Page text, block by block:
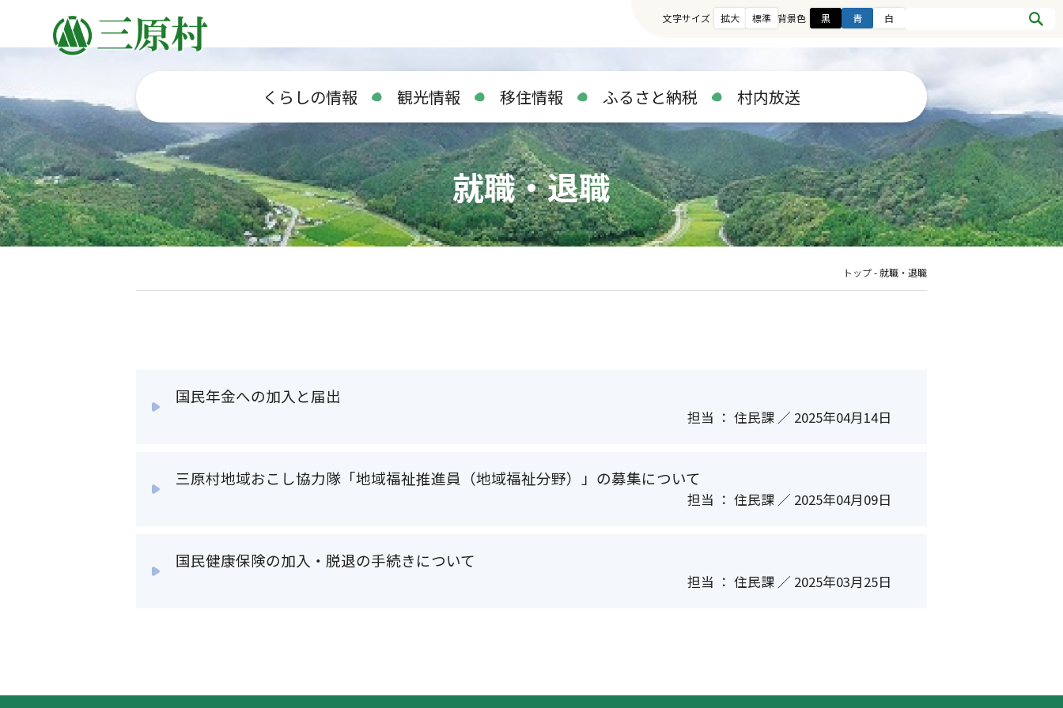
文字サイズ 拡大 標準 背景色 黒 青 白
くらしの情報 観光情報 移住情報 ふるさと納税 村内放送
就職・退職
トップ-就職・退職
国民年金への加入と届出
担当 ： 住民課 ／ 2025年04月14日
三原村地域おこし協力隊「地域福祉推進員（地域福祉分野）」の募集について
担当 ： 住民課 ／ 2025年04月09日
国民健康保険の加入・脱退の手続きについて
担当 ： 住民課 ／ 2025年03月25日